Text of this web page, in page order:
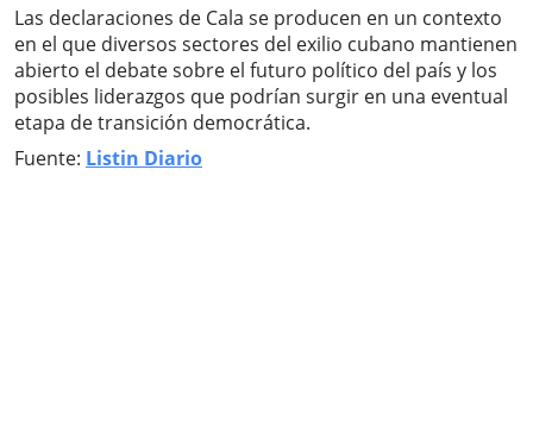
Las declaraciones de Cala se producen en un contexto
en el que diversos sectores del exilio cubano mantienen
abierto el debate sobre el futuro político del país y los
posibles liderazgos que podrían surgir en una eventual
etapa de transición democrática.
Fuente: Listin Diario